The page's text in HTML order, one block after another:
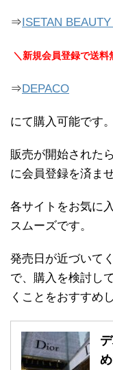
⇒ISETAN
＼新規会員登録で送料
⇒DEPACO
にて購入可能です。
販売が開始された
に会員登録を済ま
各サイトをお気に
スムーズです。
発売日が近づいて
で、購入を検討し
くことをおすすめ